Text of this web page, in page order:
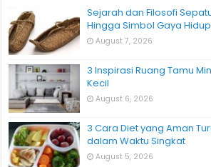
Sejarah dan Filosofi
Hingga Simbol Gaya Hidup
August 7, 2026
3 Inspirasi Ruang Tamu
Kecil
August 6, 2026
3 Cara Diet yang Aman
dalam Waktu Singkat
August 5, 2026